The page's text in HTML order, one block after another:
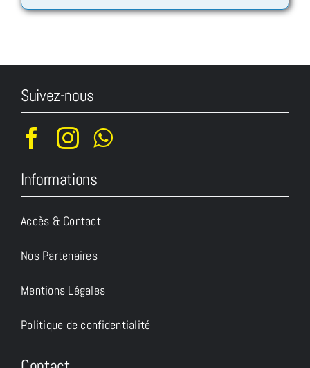
Suivez-nous
Informations
Accès & Contact
Nos Partenaires
Mentions Légales
Politique de confidentialité